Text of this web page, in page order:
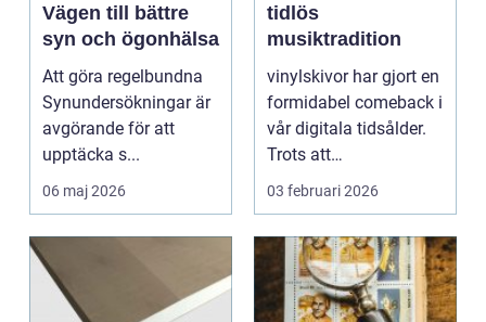
Vägen till bättre
syn och ögonhälsa
Att göra regelbundna
Synundersökningar är
avgörande för att
upptäcka s...
06 maj 2026
tidlös
musiktradition
vinylskivor har gjort en
formidabel comeback i
vår digitala tidsålder.
Trots att
musikstreaming är m...
03 februari 2026